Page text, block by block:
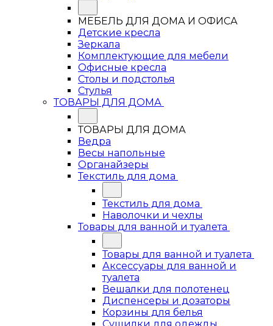
МЕБЕЛЬ ДЛЯ ДОМА И ОФИСА
Детские кресла
Зеркала
Комплектующие для мебели
Офисные кресла
Столы и подстолья
Стулья
ТОВАРЫ ДЛЯ ДОМА
ТОВАРЫ ДЛЯ ДОМА
Ведра
Весы напольные
Органайзеры
Текстиль для дома
Текстиль для дома
Наволочки и чехлы
Товары для ванной и туалета
Товары для ванной и туалета
Аксессуары для ванной и
туалета
Вешалки для полотенец
Диспенсеры и дозаторы
Корзины для белья